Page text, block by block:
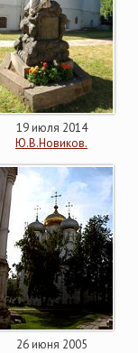
19 июля 2014
Ю.В.Новиков.
26 июня 2005